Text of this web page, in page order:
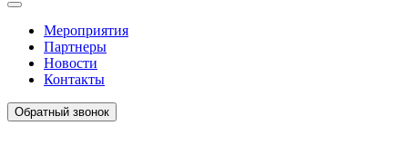
Мероприятия
Партнеры
Новости
Контакты
Обратный звонок